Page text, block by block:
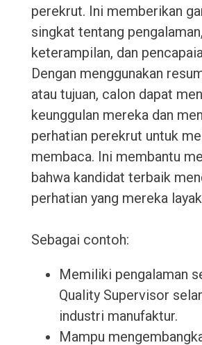
perekrut. Ini memberikan
singkat tentang pengalaman,
keterampilan, dan
Dengan menggunakan
atau tujuan, calon dapat
keunggulan mereka dan
perhatian perekrut untuk
membaca. Ini membantu
bahwa kandidat terbaik
perhatian yang mereka
Sebagai contoh:
Memiliki pengalaman
Quality Supervisor
industri manufaktur.
Mampu